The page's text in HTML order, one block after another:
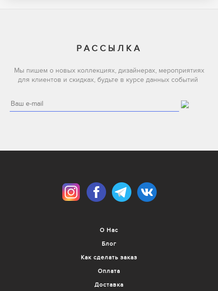
РАССЫЛКА
Мы пишем о новых коллекциях, дизайнерах, мероприятиях
для клиентов и скидках, будьте в курсе данных событий
О Нас
Блог
Как сделать заказ
Оплата
Доставка